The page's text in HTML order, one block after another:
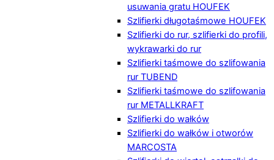
usuwania gratu HOUFEK
Szlifierki długotaśmowe HOUFEK
Szlifierki do rur, szlifierki do profili,
wykrawarki do rur
Szlifierki taśmowe do szlifowania
rur TUBEND
Szlifierki taśmowe do szlifowania
rur METALLKRAFT
Szlifierki do wałków
Szlifierki do wałków i otworów
MARCOSTA